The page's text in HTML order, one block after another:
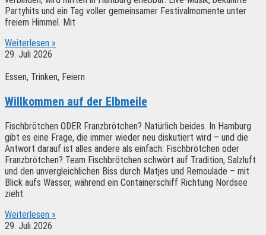
Partyhits und ein Tag voller gemeinsamer Festivalmomente unter
freiem Himmel. Mit
Weiterlesen »
29. Juli 2026
Essen, Trinken, Feiern
Willkommen auf der Elbmeile
Fischbrötchen ODER Franzbrötchen? Natürlich beides. In Hamburg
gibt es eine Frage, die immer wieder neu diskutiert wird – und die
Antwort darauf ist alles andere als einfach: Fischbrötchen oder
Franzbrötchen? Team Fischbrötchen schwört auf Tradition, Salzluft
und den unvergleichlichen Biss durch Matjes und Remoulade – mit
Blick aufs Wasser, während ein Containerschiff Richtung Nordsee
zieht.
Weiterlesen »
29. Juli 2026